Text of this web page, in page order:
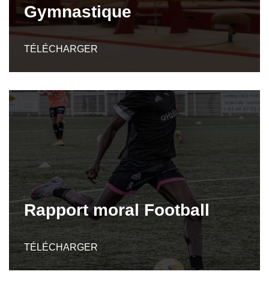
Gymnastique
TÉLÉCHARGER
Rapport moral Football
TÉLÉCHARGER